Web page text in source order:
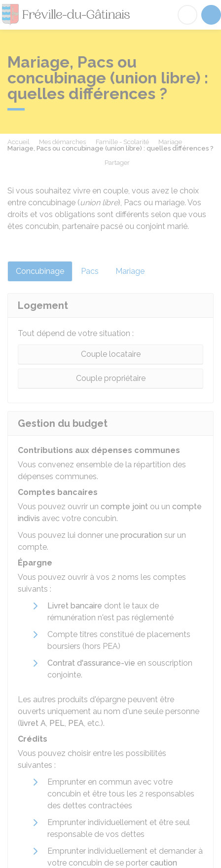
Fréville-du-
Mariage, Pacs ou
concubinage (union libre) :
quelles différences ?
Accueil Mes démarches Famille - Scolarité
Mariage
Mariage, Pacs ou concubinage (union libre) : quelles différences ?
Partager
Si vous souhaitez vivre en couple, vous avez le choix
entre concubinage (union libre), Pacs ou mariage. Vos
droits et vos obligations sont différents selon que vous
êtes concubin, partenaire pacsé ou conjoint marié.
Concubinage Pacs Mariage
Logement
Tout dépend de votre situation :
Couple locataire
Couple propriétaire
Gestion du budget
Contributions aux dépenses communes
Vous convenez ensemble de la répartition des
dépenses communes.
Comptes bancaires
Vous pouvez ouvrir un compte joint ou un compte
indivis avec votre concubin.
Vous pouvez lui donner une procuration sur un
compte.
Épargne
Vous pouvez ouvrir à vos 2 noms les comptes
suivants :
Livret bancaire dont le taux de
rémunération n'est pas réglementé
Compte titres constitué de placements
boursiers (hors PEA)
Contrat d'assurance-vie en souscription
conjointe.
Les autres produits d'épargne peuvent être
ouverts uniquement au nom d'une seule personne
(livret A, PEL, PEA, etc.).
Crédits
Vous pouvez choisir entre les possibilités
suivantes :
Emprunter en commun avec votre
concubin et être tous les 2 responsables
des dettes contractées
Emprunter individuellement et être seul
responsable de vos dettes
Emprunter individuellement et demander à
votre concubin de se porter caution